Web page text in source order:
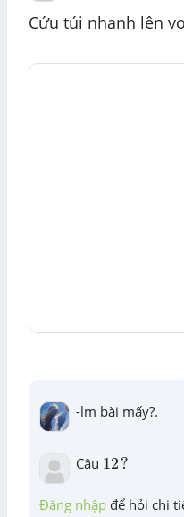
Cứu túi nhanh lên
-lm bài mấy?.
Câu 12?
12?
Đăng nhập để hỏi chi